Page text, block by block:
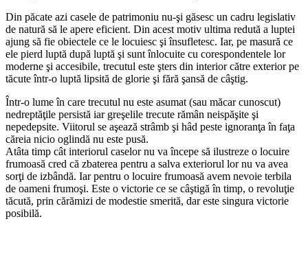
Din păcate azi casele de patrimoniu nu-şi găsesc un cadru legislativ
de natură să le apere eficient. Din acest motiv ultima redută a luptei
ajung să fie obiectele ce le locuiesc şi însufletesc. Iar, pe masură ce
ele pierd luptă după luptă şi sunt înlocuite cu corespondentele lor
moderne şi accesibile, trecutul este şters din interior către exterior pe
tăcute într-o luptă lipsită de glorie şi fără şansă de câştig.
Într-o lume în care trecutul nu este asumat (sau măcar cunoscut)
nedreptăţile persistă iar greşelile trecute rămân neispăşite şi
nepedepsite. Viitorul se aşează strâmb şi hâd peste ignoranţa în faţa
căreia nicio oglindă nu este pusă.
Atâta timp cât interiorul caselor nu va începe să ilustreze o locuire
frumoasă cred că zbaterea pentru a salva exteriorul lor nu va avea
sorţi de izbândă. Iar pentru o locuire frumoasă avem nevoie terbila
de oameni frumoşi. Este o victorie ce se câştigă în timp, o revoluţie
tăcută, prin cărămizi de modestie smerită, dar este singura victorie
posibilă.